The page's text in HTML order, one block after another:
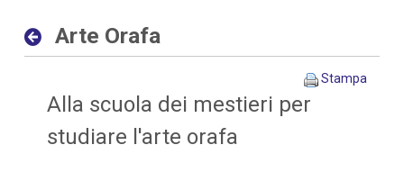
Arte Orafa
Stampa
Alla scuola dei mestieri per
studiare l'arte orafa